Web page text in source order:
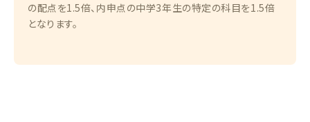
の配点を1.5倍、内申点の中学3年生の特定の科目を1.5倍
となります。